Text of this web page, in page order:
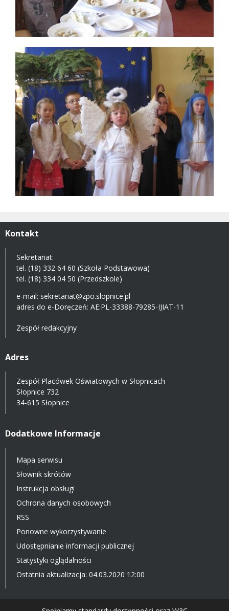
Kontakt
Sekretariat:
tel. (18) 332 64 60 (Szkoła Podstawowa)
tel. (18) 334 04 50 (Przedszkole)
e-mail: sekretariat@zpo.slopnice.pl
adres do e-Doręczeń: AE:PL-33388-79285-IJIAT-11
Zespół redakcyjny
Adres
Zespół Placówek Oświatowych w Słopnicach
Słopnice 732
34-615 Słopnice
Dodatkowe Informacje
Mapa serwisu
Słownik skrótów
Instrukcja obsługi
Ochrona danych osobowych
RSS
Ponowne wykorzystywanie
Udostępnianie informacji publicznej
Statystyki oglądalności
Ostatnia aktualizacja: 04.03.2020 12:00